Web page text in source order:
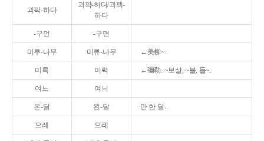
괴팍-하다
괴퍅-하다/괴팩-
하다
-구먼 -구면
미루-나무 미류-나무 ←美柳~.
미륵 미력 ←彌勒. ~보살, ~불, 돌~.
여느 여늬
온-달 왼-달 만 한 달.
으레 으례